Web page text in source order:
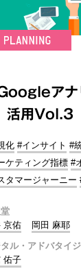
Googleア
活用Vol.3
化 #インサイト #
ケティング指標 #
タマージャーニー
京佑
岡田 麻耶
ル・アドバタイ
佑子